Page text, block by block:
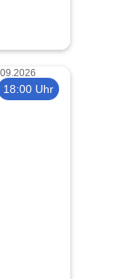
18:00 Uhr